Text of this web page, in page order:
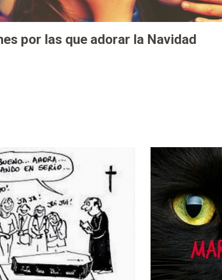
por las que adorar la Navidad